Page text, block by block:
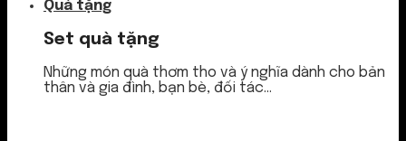
Quà tặng
Set quà tặng
Những món quà thơm tho và ý nghĩa dành cho bản
thân và gia đình, bạn bè, đối tác...